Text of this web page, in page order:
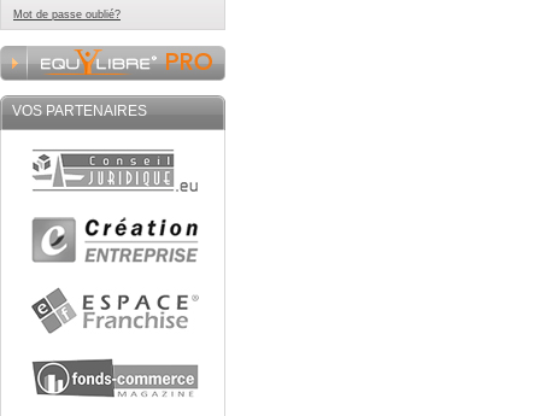
Mot de passe oublié?
VOS PARTENAIRES